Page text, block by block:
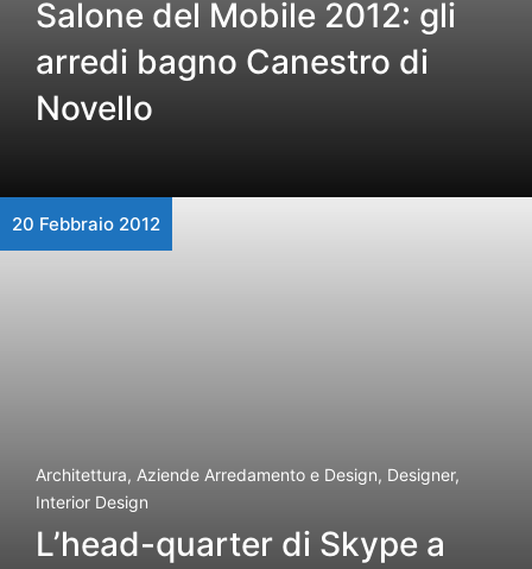
Salone del Mobile 2012: gli
arredi bagno Canestro di
Novello
20 Febbraio 2012
Architettura, Aziende Arredamento e Design, Designer,
Interior Design
L’head-quarter di Skype a